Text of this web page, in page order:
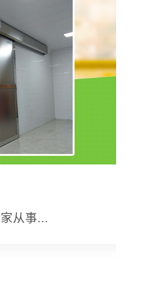
从事...